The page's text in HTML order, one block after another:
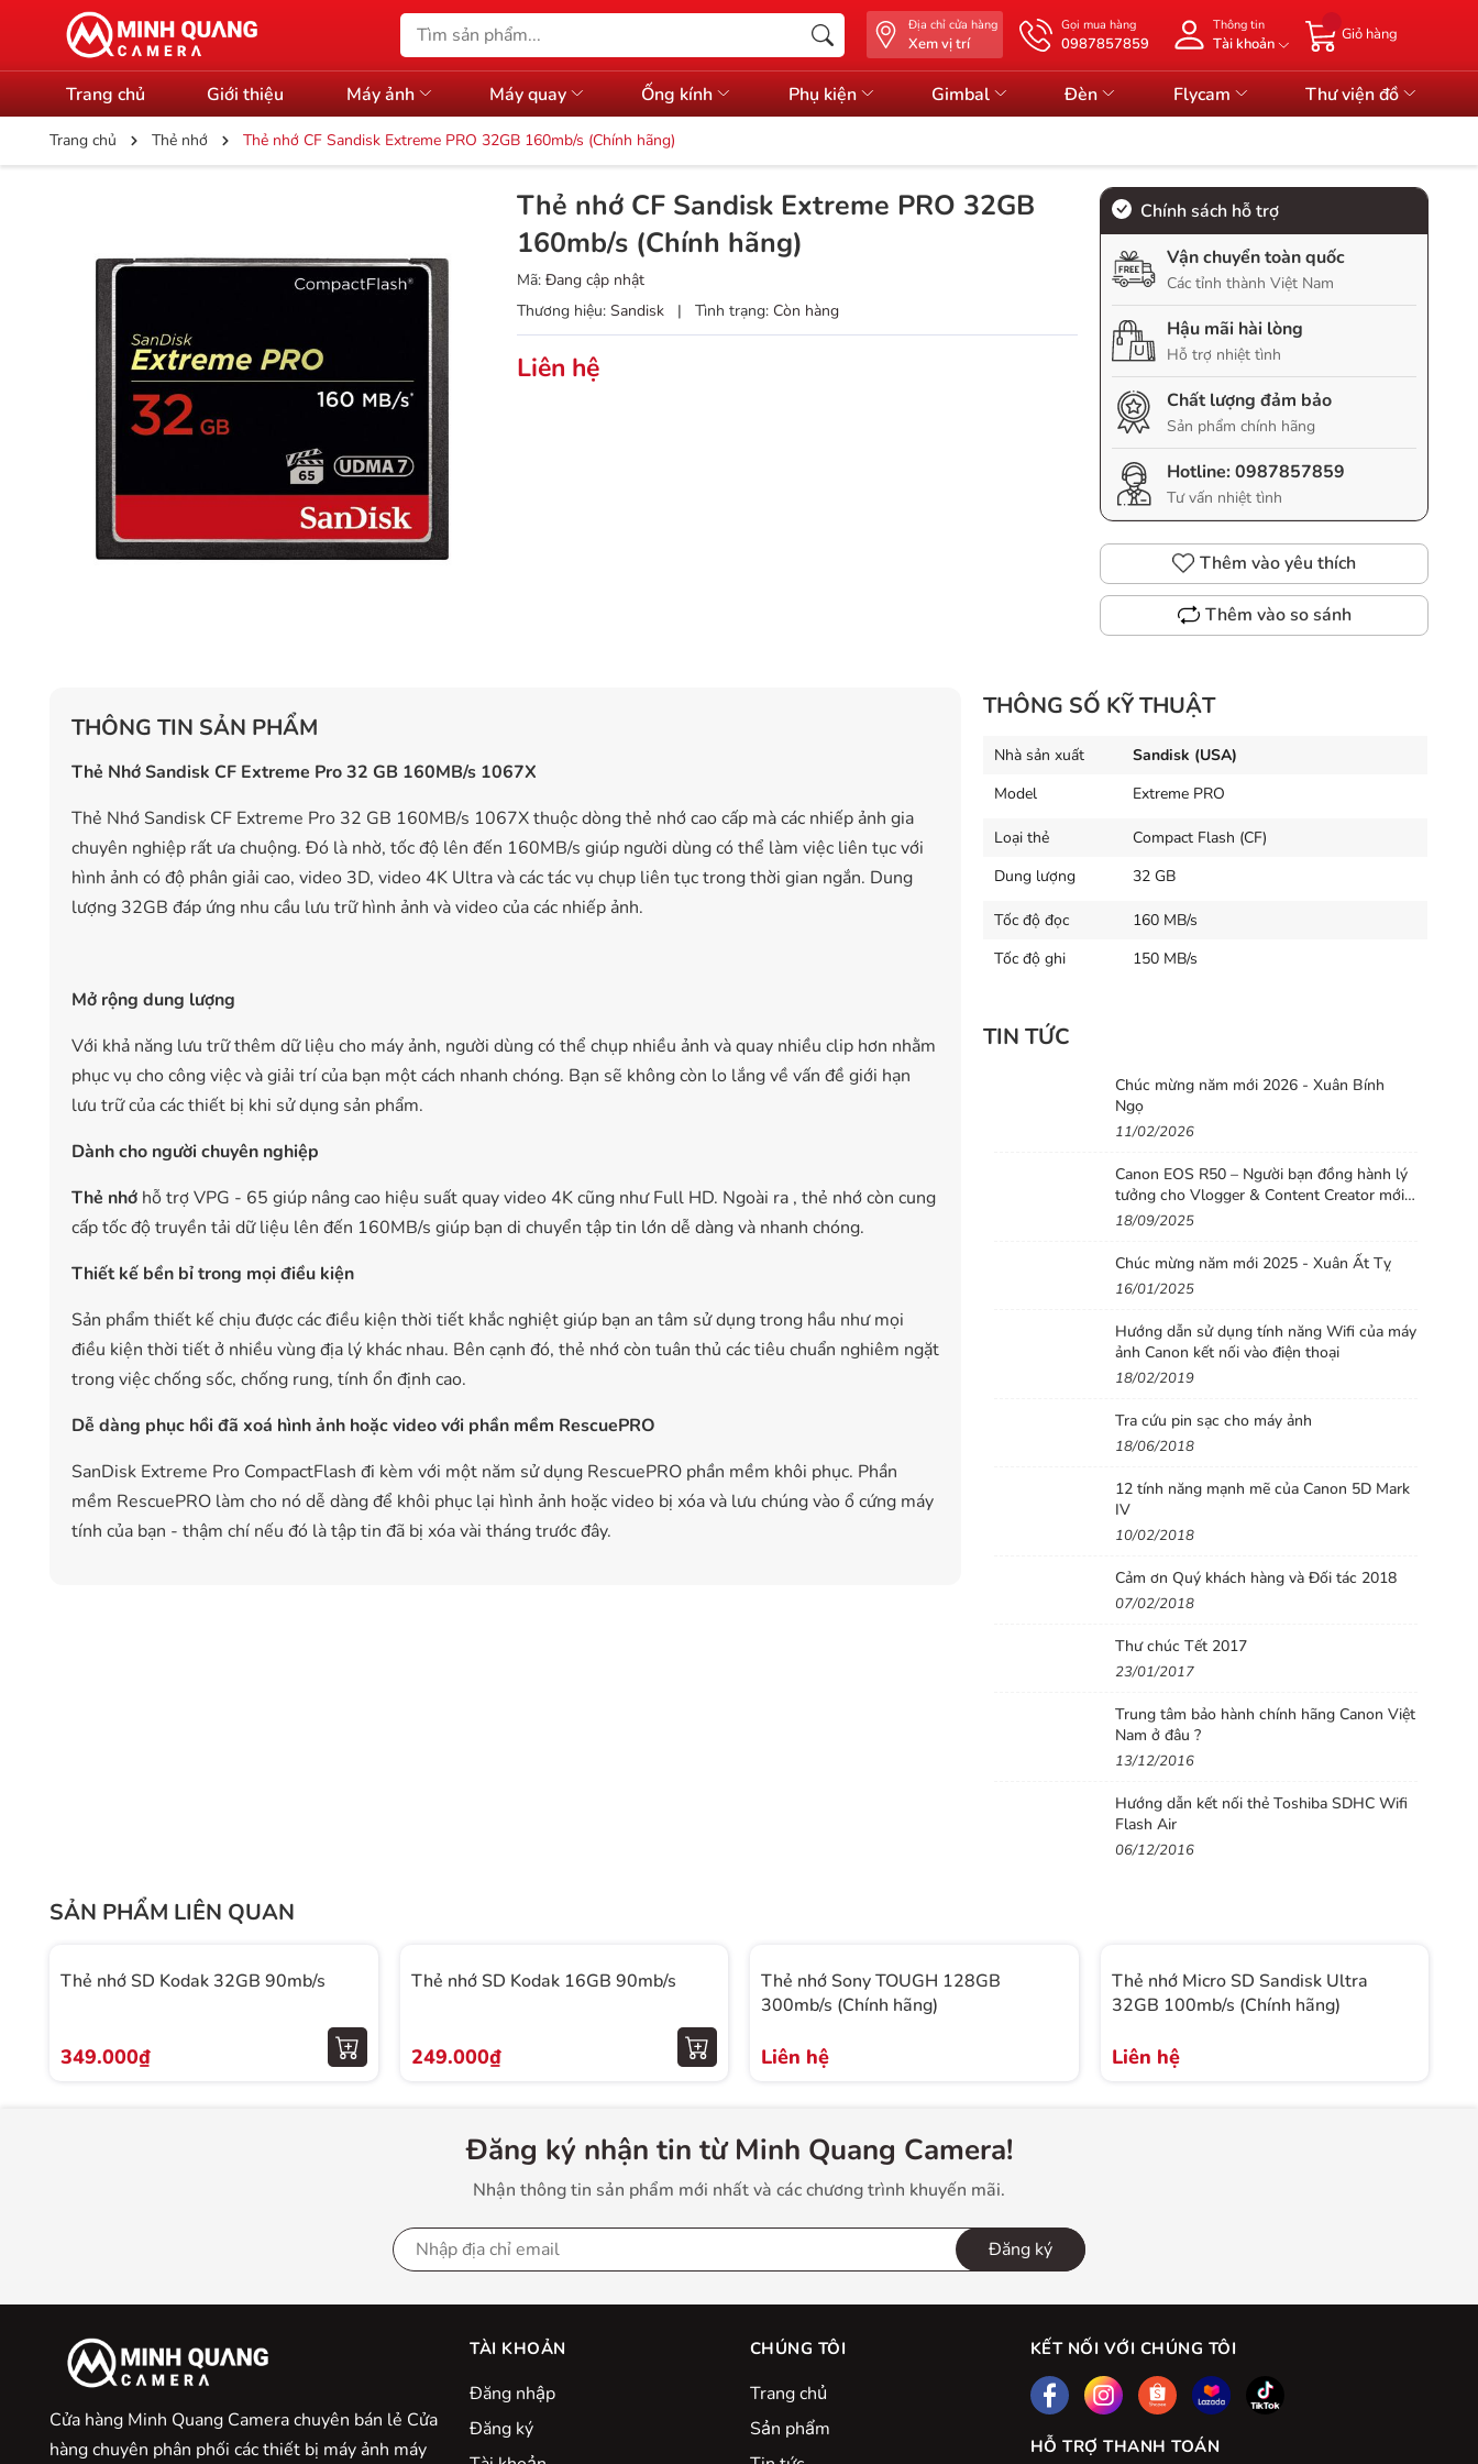
Địa chỉ cửa hàng
Xem vị trí
Gọi mua hàng
0987857859
Thông tin
Tài khoản
Giỏ hàng
Trang chủ Giới thiệu Máy ảnh Máy quay Ống kính Phụ kiện Gimbal Đèn Flycam Thư viện đồ
Trang chủ Thẻ nhớ Thẻ nhớ CF Sandisk Extreme PRO 32GB 160mb/s (Chính hãng)
Thẻ nhớ CF Sandisk Extreme PRO 32GB
160mb/s (Chính hãng)
Mã: Đang cập nhật
Thương hiệu: Sandisk | Tình trạng: Còn hàng
Liên hệ
Chính sách hỗ trợ
Vận chuyển toàn quốc
Các tỉnh thành Việt Nam
Hậu mãi hài lòng
Hỗ trợ nhiệt tình
Chất lượng đảm bảo
Sản phẩm chính hãng
Hotline:0987857859
Tư vấn nhiệt tình
Thêm vào yêu thích
Thêm vào so sánh
THÔNG TIN SẢN PHẨM
Thẻ Nhớ Sandisk CF Extreme Pro 32 GB 160MB/s 1067X
Thẻ Nhớ Sandisk CF Extreme Pro 32 GB 160MB/s 1067X thuộc dòng thẻ nhớ cao cấp mà các nhiếp ảnh gia
chuyên nghiệp rất ưa chuộng. Đó là nhờ, tốc độ lên đến 160MB/s giúp người dùng có thể làm việc liên tục với
hình ảnh có độ phân giải cao, video 3D, video 4K Ultra và các tác vụ chụp liên tục trong thời gian ngắn. Dung
lượng 32GB đáp ứng nhu cầu lưu trữ hình ảnh và video của các nhiếp ảnh.
Mở rộng dung lượng
Với khả năng lưu trữ thêm dữ liệu cho máy ảnh, người dùng có thể chụp nhiều ảnh và quay nhiều clip hơn nhằm
phục vụ cho công việc và giải trí của bạn một cách nhanh chóng. Bạn sẽ không còn lo lắng về vấn đề giới hạn
lưu trữ của các thiết bị khi sử dụng sản phẩm.
Dành cho người chuyên nghiệp
Thẻ nhớ hỗ trợ VPG - 65 giúp nâng cao hiệu suất quay video 4K cũng như Full HD. Ngoài ra , thẻ nhớ còn cung
cấp tốc độ truyền tải dữ liệu lên đến 160MB/s giúp bạn di chuyển tập tin lớn dễ dàng và nhanh chóng.
Thiết kế bền bỉ trong mọi điều kiện
Sản phẩm thiết kế chịu được các điều kiện thời tiết khắc nghiệt giúp bạn an tâm sử dụng trong hầu như mọi
điều kiện thời tiết ở nhiều vùng địa lý khác nhau. Bên cạnh đó, thẻ nhớ còn tuân thủ các tiêu chuẩn nghiêm ngặt
trong việc chống sốc, chống rung, tính ổn định cao.
Dễ dàng phục hồi đã xoá hình ảnh hoặc video với phần mềm RescuePRO
SanDisk Extreme Pro CompactFlash đi kèm với một năm sử dụng RescuePRO phần mềm khôi phục. Phần
mềm RescuePRO làm cho nó dễ dàng để khôi phục lại hình ảnh hoặc video bị xóa và lưu chúng vào ổ cứng máy
tính của bạn - thậm chí nếu đó là tập tin đã bị xóa vài tháng trước đây.
THÔNG SỐ KỸ THUẬT
Nhà sản xuất
Sandisk (USA)
Model
Extreme PRO
Loại thẻ
Compact Flash (CF)
Dung lượng
32 GB
Tốc độ đọc
160 MB/s
Tốc độ ghi
150 MB/s
TIN TỨC
Chúc mừng năm mới 2026 - Xuân Bính
Ngọ
11/02/2026
Canon EOS R50 – Người bạn đồng hành lý
tưởng cho Vlogger & Content Creator mới
bắt đầu
18/09/2025
Chúc mừng năm mới 2025 - Xuân Ất Tỵ
16/01/2025
Hướng dẫn sử dụng tính năng Wifi của máy
ảnh Canon kết nối vào điện thoại
18/02/2019
Tra cứu pin sạc cho máy ảnh
18/06/2018
12 tính năng mạnh mẽ của Canon 5D Mark
IV
10/02/2018
Cảm ơn Quý khách hàng và Đối tác 2018
07/02/2018
Thư chúc Tết 2017
23/01/2017
Trung tâm bảo hành chính hãng Canon Việt
Nam ở đâu ?
13/12/2016
Hướng dẫn kết nối thẻ Toshiba SDHC Wifi
Flash Air
06/12/2016
SẢN PHẨM LIÊN QUAN
Thẻ nhớ SD Kodak 32GB 90mb/s
349.000₫
Thẻ nhớ SD Kodak 16GB 90mb/s
249.000₫
Thẻ nhớ Sony TOUGH 128GB
300mb/s (Chính hãng)
Liên hệ
Thẻ nhớ Micro SD Sandisk Ultra
32GB 100mb/s (Chính hãng)
Liên hệ
Đăng ký nhận tin từ Minh Quang Camera!
Nhận thông tin sản phẩm mới nhất và các chương trình khuyến mãi.
Đăng ký
Cửa hàng Minh Quang Camera chuyên bán lẻ Cửa
hàng chuyên phân phối các thiết bị máy ảnh máy
TÀI KHOẢN
Đăng nhập
Đăng ký
CHÚNG TÔI
Trang chủ
Sản phẩm
KẾT NỐI VỚI CHÚNG TÔI
HỖ TRỢ THANH TOÁN